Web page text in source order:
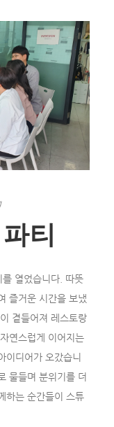
티
열었습니다. 따뜻
즐거운 시간을 보냈
곁들어져 레스토랑
연스럽게 이어지는
이디어가 오갔습니
물들며 분위기를 더
하는 순간들이 스튜